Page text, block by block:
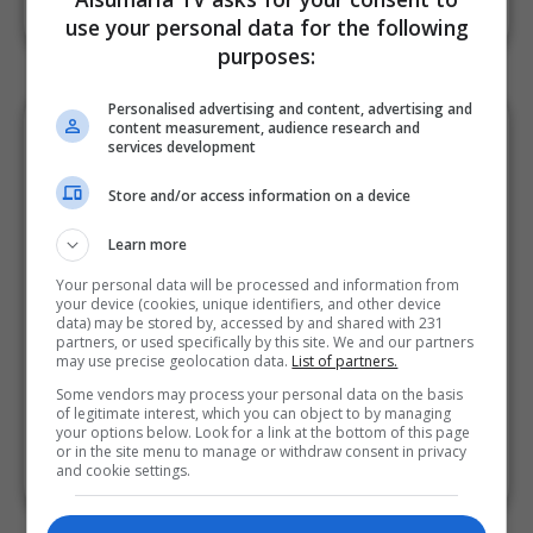
2026-06-30 | 11:03
هل تتوقع تمرير كامل الكابينة الوزارية لحكومة
رئيس الوزراء المكلف قبل انتهاء المدة
الدستورية؟
لا
لا أعتقد
use your personal data for the following
purposes:
Personalised advertising and content, advertising and
content measurement, audience research and
services development
Store and/or access information on a device
Learn more
Your personal data will be processed and information from
your device (cookies, unique identifiers, and other device
data) may be stored by, accessed by and shared with 231
partners, or used specifically by this site. We and our partners
may use precise geolocation data. List of partners.
Some vendors may process your personal data on the basis
of legitimate interest, which you can object to by managing
your options below. Look for a link at the bottom of this page
or in the site menu to manage or withdraw consent in privacy
and cookie settings.